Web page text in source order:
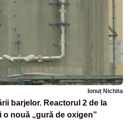
Ionuț Nichita
barjelor. Reactorul 2 de la
nouă „gură de oxigen”